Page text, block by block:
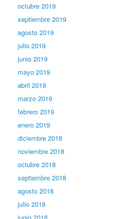
octubre 2019
septiembre 2019
agosto 2019
julio 2019
junio 2019
mayo 2019
abril 2019
marzo 2019
febrero 2019
enero 2019
diciembre 2018
noviembre 2018
octubre 2018
septiembre 2018
agosto 2018
julio 2018